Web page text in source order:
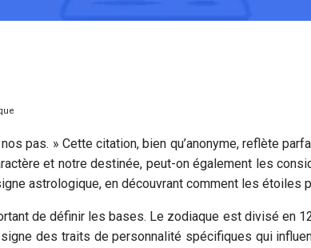
pas. » Cette citation, bien qu’anonyme, reflète
et notre destinée, peut-on également les
astrologique, en découvrant comment les étoiles
de définir les bases. Le zodiaque est divisé en
des traits de personnalité spécifiques qui